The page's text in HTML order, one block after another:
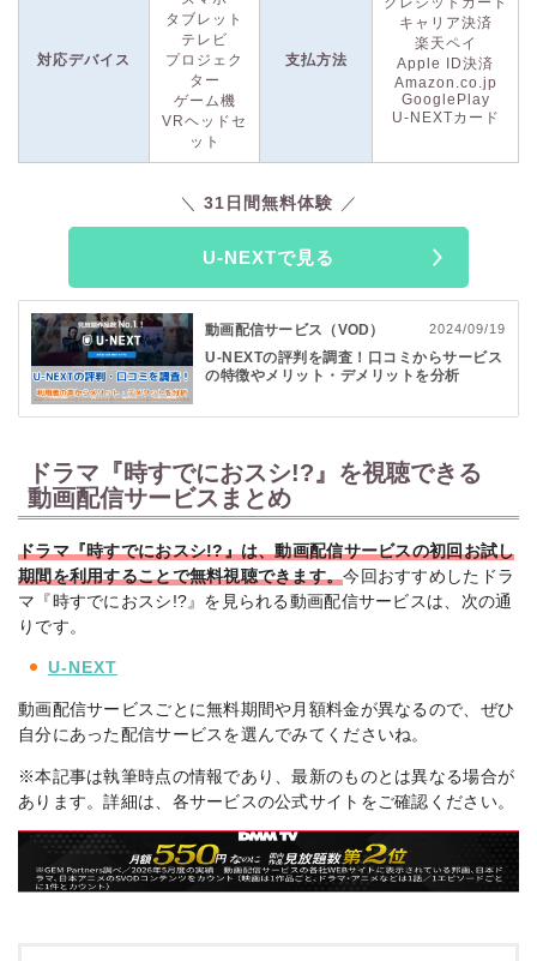
さらに、U-NEXTでは31日間の無料トライアル
を実施！32万本
以上の動画が見放題で楽しめるほか、
200誌以上の雑誌も読み
になるお得なキャンペーンが含まれています。特典として
600円分のポイントも付与されるため、最新作のレンタルや電
子書籍の購入にも使えます。この絶好の機会に、ぜひU-NEXT
対応デバイス
タブレット
テレビ
プロジェク
ター
ゲーム機
VRヘッドセ
ット
支払方法
キャリア決済
楽天ペイ
Apple ID決済
Amazon.co.jp
GooglePlay
U-NEXTカード
31日間無料体験
U-NEXTで見る
動画配信サービス（VOD） 2024/09/19
U-NEXTの評判を調査！口コミからサービス
の特徴やメリット・デメリットを分析
ドラマ『時すでにおスシ!?』を視聴できる
動画配信サービスまとめ
ドラマ『時すでにおスシ!?』は、動画配信サービスの初回お試し
期間を利用することで無料視聴できます。今回おすすめしたドラ
マ『時すでにおスシ!?』を見られる動画配信サービスは、次の通
りです。
U-NEXT
動画配信サービスごとに無料期間や月額料金が異なるので、ぜひ
自分にあった配信サービスを選んでみてくださいね。
※本記事は執筆時点の情報であり、最新のものとは異なる場合が
あります。詳細は、各サービスの公式サイトをご確認ください。